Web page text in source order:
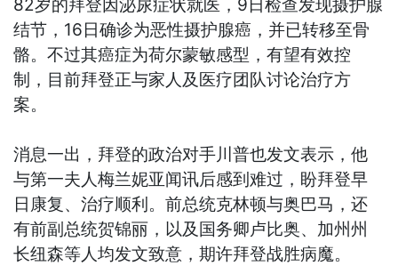
82岁的拜登因泌尿症状就医，9日检查发现摄护腺
结节，16日确诊为恶性摄护腺癌，并已转移至骨
骼。不过其癌症为荷尔蒙敏感型，有望有效控
制，目前拜登正与家人及医疗团队讨论治疗方
案。
消息一出，拜登的政治对手川普也发文表示，他
与第一夫人梅兰妮亚闻讯后感到难过，盼拜登早
日康复、治疗顺利。前总统克林顿与奥巴马，还
有前副总统贺锦丽，以及国务卿卢比奥、加州州
长纽森等人均发文致意，期许拜登战胜病魔。